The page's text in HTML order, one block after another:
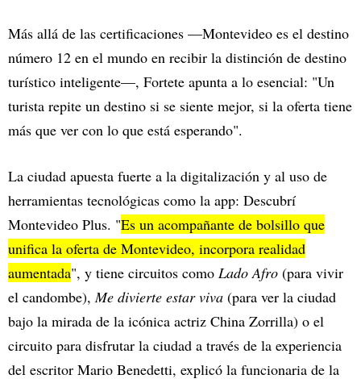
Más allá de las certificaciones —Montevideo es el destino
número 12 en el mundo en recibir la distinción de destino
turístico inteligente—, Fortete apunta a lo esencial: "Un
turista repite un destino si se siente mejor, si la oferta tiene
más que ver con lo que está esperando".
La ciudad apuesta fuerte a la digitalización y al uso de
herramientas tecnológicas como la app: Descubrí
Montevideo Plus. "Es un acompañante de bolsillo que
unifica la oferta de Montevideo, incorpora realidad
aumentada", y tiene circuitos como Lado Afro (para vivir
el candombe),Me divierte estar viva (para ver la ciudad
bajo la mirada de la icónica actriz China Zorrilla) o el
circuito para disfrutar la ciudad a través de la experiencia
del escritor Mario Benedetti, explicó la funcionaria de la